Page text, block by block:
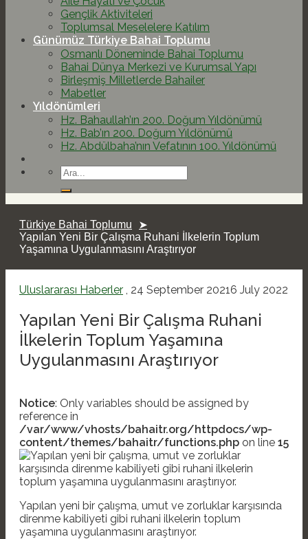
Gençlik Aktiviteleri
Toplumsal Meselelere Katılım
Günümüz Türkiye Bahai Toplumu
Osmanlı Döneminde Bahai Toplumu
Bahai Dünya Merkezi ve Kurumsal Yapı
Birleşmiş Milletlerde Bahailer
Mabetler
Yıldönümleri
Hz. Bahaullah’ın 200. Doğum Yıldönümü
Hz. Bab’ın 200. Doğum Yıldönümü
Hz. Abdülbaha’nın Vefatının 100. Yıldönümü
Türkiye Bahai Toplumu
Yapılan Yeni Bir Çalışma Ruhani İlkelerin Toplum
Yaşamına Uygulanmasını Araştırıyor
Uluslararası Haberler , 24 September 20216 July 2022
Yapılan Yeni Bir Çalışma Ruhani
İlkelerin Toplum Yaşamına
Uygulanmasını Araştırıyor
Notice: Only variables should be assigned by
reference in
/var/www/vhosts/bahaitr.org/httpdocs/wp-
content/themes/bahaitr/functions.php on line 15
Yapılan yeni bir çalışma, umut ve zorluklar karşısında
direnme kabiliyeti gibi ruhani ilkelerin toplum
yaşamına uygulanmasını araştırıyor.